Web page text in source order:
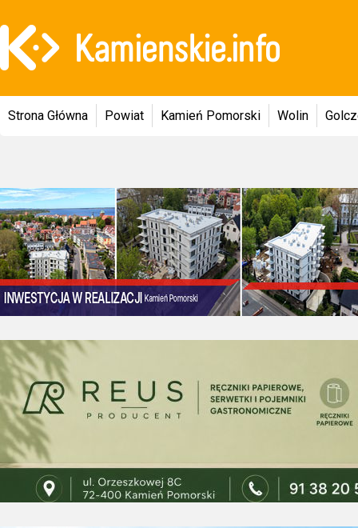
Strona Główna Powiat Kamień Pomorski Wolin